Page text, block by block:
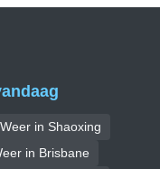
in Shaoxing
in Brisbane